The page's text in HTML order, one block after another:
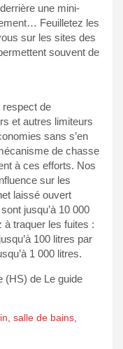
une mini-
Feuilletez les
sur les sites des
souvent de
respect de
et autres limiteurs
sans s’en
de chasse
à ces efforts. Nos
sur les
laissé ouvert
jusqu’à 10 000
à traquer les fuites :
100 litres par
1 000 litres.
(HS) de Le guide
salle de bains